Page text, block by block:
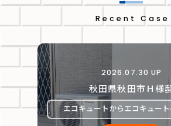
Recent Case
2026.07.30 UP
秋田県秋田市Ｈ様
エコキュートからエコキュー